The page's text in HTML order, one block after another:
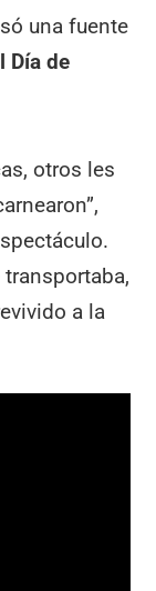
una fuente
Día de
otros les
a la